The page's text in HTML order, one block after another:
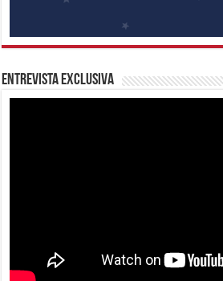
Entrevista Exclusiva